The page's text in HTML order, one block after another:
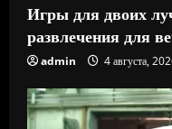
Игры для двоих
развлечения для
admin 4 августа,